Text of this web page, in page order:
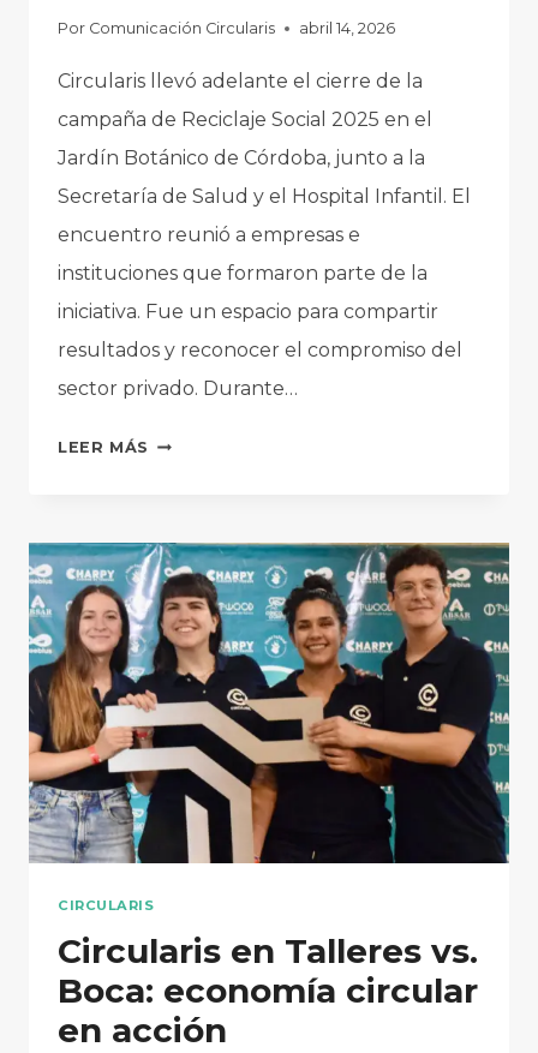
Por Comunicación Circularis abril 14, 2026
Circularis llevó adelante el cierre de la
campaña de Reciclaje Social 2025 en el
Jardín Botánico de Córdoba, junto a la
Secretaría de Salud y el Hospital Infantil. El
encuentro reunió a empresas e
instituciones que formaron parte de la
iniciativa. Fue un espacio para compartir
resultados y reconocer el compromiso del
sector privado. Durante…
LEER MÁS RECICLAJE
REAL
EN
EL
HOSPITAL
INFANTIL
CIRCULARIS
Circularis en Talleres vs.
Boca: economía circular
en acción